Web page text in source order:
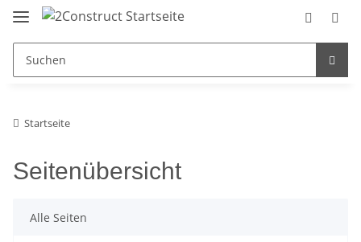
Startseite
Seitenübersicht
Alle Seiten